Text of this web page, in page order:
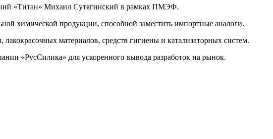
«Титан» Михаил Сутягинский в рамках ПМЭФ.
химической продукции, способной заместить импортные аналоги.
материалов, средств гигиены и катализаторных систем.
«РусСилика» для ускоренного вывода разработок на рынок.